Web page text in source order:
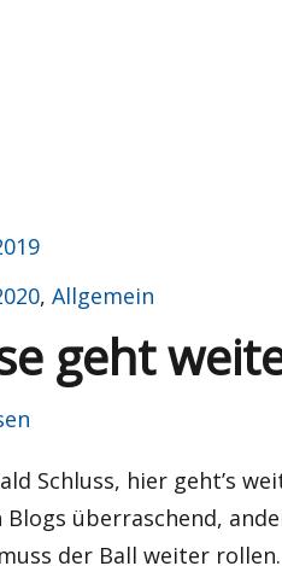
sind markiert…“
,Allgemein
geht
Schluss, hier geht’s
überraschend,
der Ball weiter